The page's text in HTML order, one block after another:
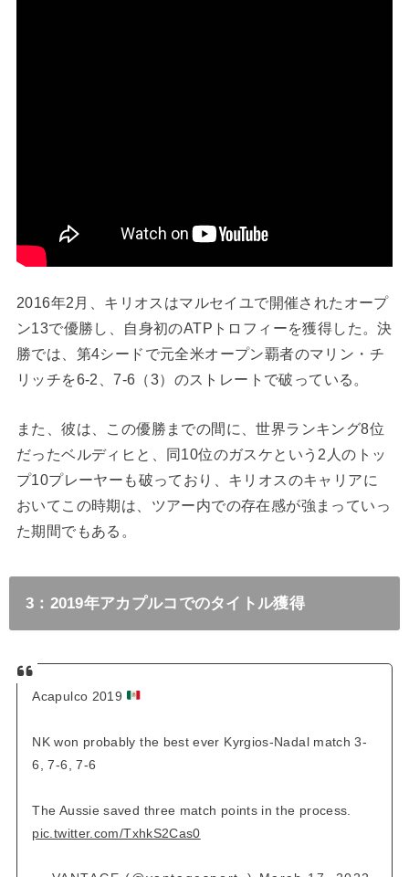
2016年2月、キリオスはマルセイユで開催されたオープ
ン13で優勝し、自身初のATPトロフィーを獲得した。決
勝では、第4シードで元全米オープン覇者のマリン・チ
リッチを6-2、7-6（3）のストレートで破っている。
また、彼は、この優勝までの間に、世界ランキング8位
だったベルディヒと、同 10位のガスケという 2 人のトッ
プ10プレーヤーも破っており、キリオスのキャリアに
おいてこの時期は、ツアー内での存在感が強まっていっ
た期間でもある。
3：2019年アカプルコでのタイトル獲得
Acapulco 2019
NK won probably the best ever Kyrgios-Nadal match 3-
6, 7-6, 7-6
The Aussie saved three match points in the process.
pic.twitter.com/TxhkS2Cas0